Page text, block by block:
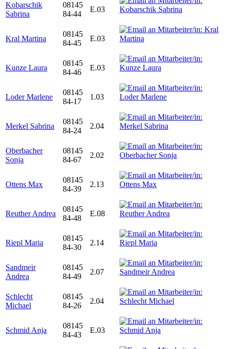
Kobarschik
Sabrina
08145
84-44
E.03
Kral Martina
08145
84-45
E.03
Kunze Laura
08145
84-46
E.03
Loder Marlene
08145
84-17
1.03
Merkel Sabrina
08145
84-24
2.04
Oberbacher
Sonja
08145
84-67
2.02
Ottens Max
08145
84-39
2.13
Reuther Andrea
08145
84-48
E.08
Riepl Maria
08145
84-30
2.14
Sandmeir
Andrea
08145
84-49
2.07
Schlecht
Michael
08145
84-26
2.04
Schmid Anja
08145
84-43
E.03